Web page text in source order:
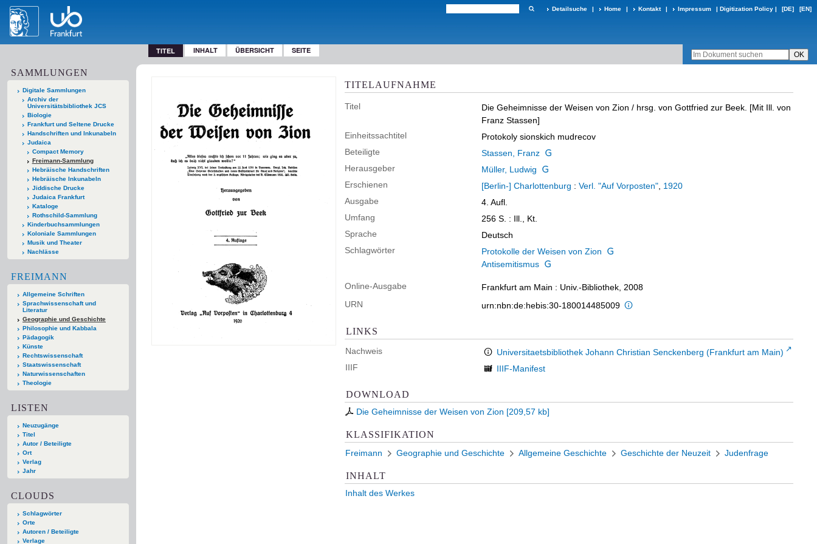
Detailsuche | Home | Kontakt | Impressum | Digitization Policy | [DE] [EN]
TITEL INHALT ÜBERSICHT SEITE
SAMMLUNGEN
Digitale Sammlungen
Archiv der
Universitätsbibliothek JCS
Biologie
Frankfurt und Seltene Drucke
Handschriften und Inkunabeln
Judaica
Compact Memory
Freimann-Sammlung
Hebräische Handschriften
Hebräische Inkunabeln
Jiddische Drucke
Judaica Frankfurt
Kataloge
Rothschild-Sammlung
Kinderbuchsammlungen
Koloniale Sammlungen
Musik und Theater
Nachlässe
FREIMANN
Allgemeine Schriften
Sprachwissenschaft und
Literatur
Geographie und Geschichte
Philosophie und Kabbala
Pädagogik
Künste
Rechtswissenschaft
Staatswissenschaft
Naturwissenschaften
Theologie
LISTEN
Neuzugänge
Titel
Autor / Beteiligte
Ort
Verlag
Jahr
CLOUDS
Schlagwörter
Orte
Autoren / Beteiligte
Verlage
TITELAUFNAHME
Titel Die Geheimnisse der Weisen von Zion / hrsg. von Gottfried zur Beek. [Mit Ill. von
Franz Stassen]
Einheitssachtitel
Protokoly sionskich mudrecov
Beteiligte
Stassen, Franz
Herausgeber
Müller, Ludwig
Erschienen
[Berlin-] Charlottenburg : Verl. "Auf Vorposten" 1920
Ausgabe
4. Aufl.
Umfang
256 S. : Ill., Kt.
Sprache
Deutsch
Schlagwörter
Protokolle der Weisen von Zion
Antisemitismus
Online-Ausgabe
Frankfurt am Main : Univ.-Bibliothek, 2008
URN
urn:nbn:de:hebis:30-180014485009
LINKS
Nachweis
Universitaetsbibliothek Johann Christian Senckenberg (Frankfurt am Main)
IIIF
IIIF-Manifest
DOWNLOAD
Die Geheimnisse der Weisen von Zion [209,57 kb]
KLASSIFIKATION
Freimann Geographie und Geschichte Allgemeine Geschichte Geschichte der Neuzeit Judenfrage
INHALT
Inhalt des Werkes